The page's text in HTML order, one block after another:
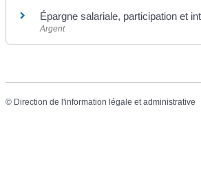
Épargne salariale, participation et
Argent
© Direction de l'information légale et administrative